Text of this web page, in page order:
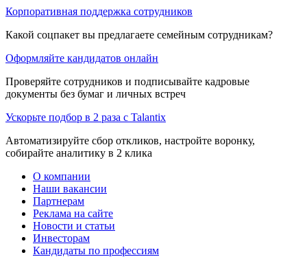
Корпоративная поддержка сотрудников
Какой соцпакет вы предлагаете семейным сотрудникам?
Оформляйте кандидатов онлайн
Проверяйте сотрудников и подписывайте кадровые
документы без бумаг и личных встреч
Ускорьте подбор в 2 раза с Talantix
Автоматизируйте сбор откликов, настройте воронку,
собирайте аналитику в 2 клика
О компании
Наши вакансии
Партнерам
Реклама на сайте
Новости и статьи
Инвесторам
Кандидаты по профессиям